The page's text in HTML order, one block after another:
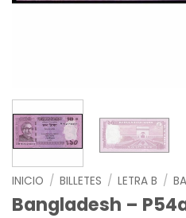
INICIO / BILLETES / LETRA B /
Bangladesh –